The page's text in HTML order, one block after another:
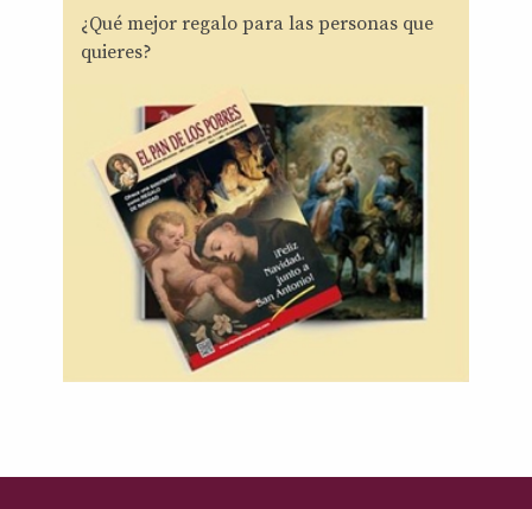
¿Qué mejor regalo para las personas que
quieres?